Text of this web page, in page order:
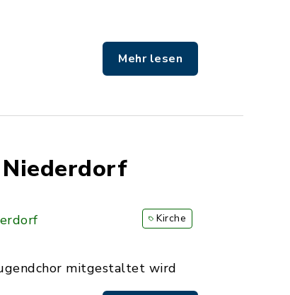
Mehr lesen
Kirche
mitgestaltet wird